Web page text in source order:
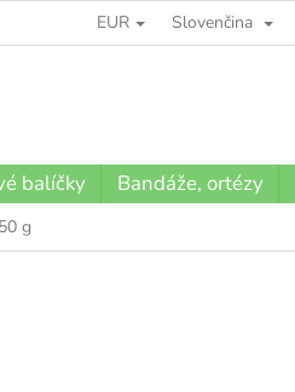
EUR Slovenčina
balíčky Bandáže, ortézy
g